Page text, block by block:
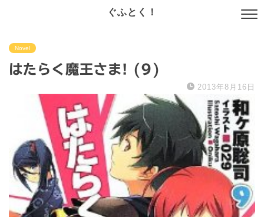
ぐふとく！
Novel
はたらく魔王さま! (9)
2013年8月16日